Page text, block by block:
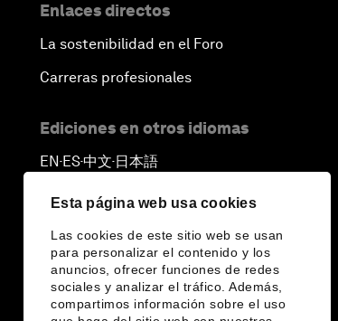
Esta página web usa cookies
Las cookies de este sitio web se usan
para personalizar el contenido y los
anuncios, ofrecer funciones de redes
sociales y analizar el tráfico. Además,
compartimos información sobre el uso
Enlaces directos
La sostenibilidad en el Foro
Carreras profesionales
Ediciones en otros idiomas
EN ▪ES▪中文▪ 日本語